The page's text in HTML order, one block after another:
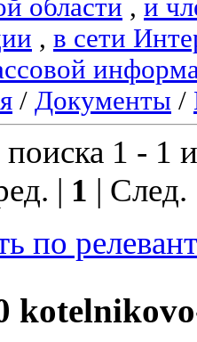
области , и
, в сети
/ Документы /
поиска 1 - 1
| 1 |
по